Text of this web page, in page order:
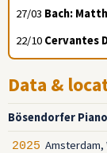
27/03 Bach:
22/10 Cervantes
Data &
Bösendorfer
2025 Amsterdam,